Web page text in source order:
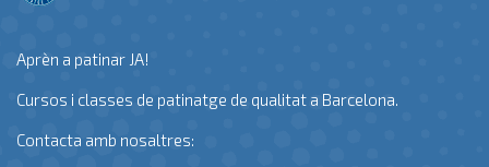
Aprèn a patinar JA!
Cursos i classes de patinatge de qualitat a Barcelona.
Contacta amb nosaltres: